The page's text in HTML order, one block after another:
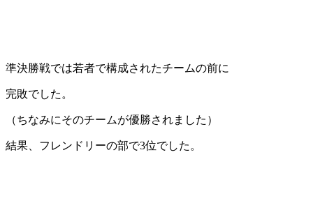
準決勝戦では若者で構成されたチームの前に
完敗でした。
（ちなみにそのチームが優勝されました）
結果、フレンドリーの部で3位でした。